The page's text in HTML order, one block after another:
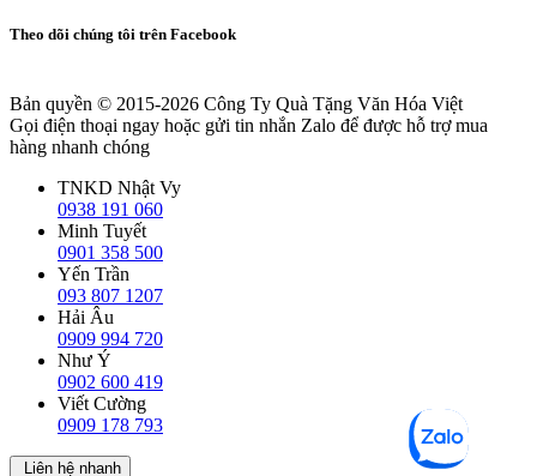
Theo dõi chúng tôi trên Facebook
Bản quyền © 2015-2026 Công Ty Quà Tặng Văn Hóa Việt
Gọi điện thoại ngay hoặc gửi tin nhắn Zalo để được hỗ trợ mua
hàng nhanh chóng
TNKD Nhật Vy
0938 191 060
Minh Tuyết
0901 358 500
Yến Trần
093 807 1207
Hải Âu
0909 994 720
Như Ý
0902 600 419
Viết Cường
0909 178 793
Liên hệ nhanh